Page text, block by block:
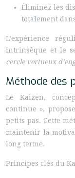
Éliminez les
totalement
L’expérience
intrinsèque et le
cercle vertueux
Méthode des
Le Kaizen,
continue »,
petits pas. Cette
maintenir la
long terme.
Principes clés du